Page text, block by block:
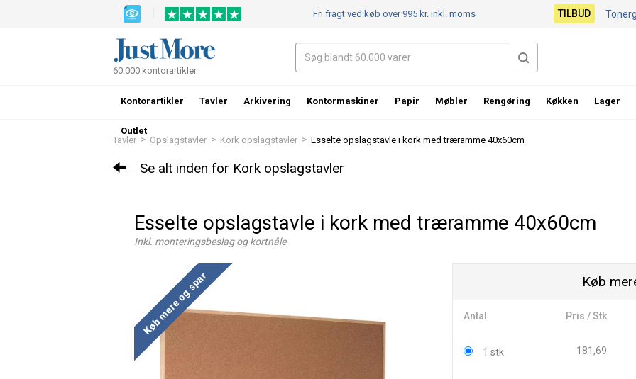
Tavler > Opslagstavler > Kork opslagstavler > Esselte opslagstavle i kork med træramme 40x60cm
Se alt inden for Kork opslagstavler
Esselte opslagstavle i kork med træramme 40x60cm
Inkl. monteringsbeslag og kortnåle
Køb mere og spar Køb
Antal Pris / Stk
1 stk 181,69
Fri fragt ved køb over 995 kr.inkl. moms TILBUD
60.000 kontorartikler
Kontorartikler Tavler Arkivering Kontormaskiner Papir Møbler Rengøring Køkken Lager
Outlet